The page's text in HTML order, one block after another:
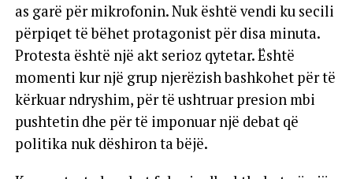
as garë për mikrofonin. Nuk është vendi ku secili
përpiqet të bëhet protagonist për disa minuta.
Protesta është një akt serioz qytetar. Është
momenti kur një grup njerëzish bashkohet për të
kërkuar ndryshim, për të ushtruar presion mbi
pushtetin dhe për të imponuar një debat që
politika nuk dëshiron ta bëjë.